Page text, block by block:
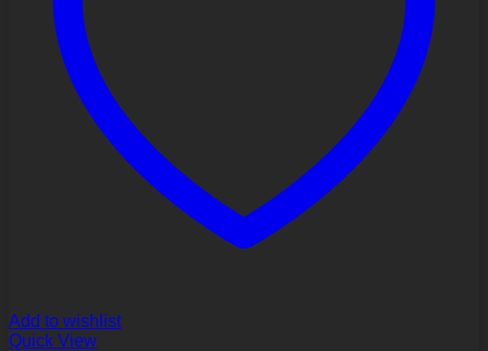
Add to wishlist
Quick View